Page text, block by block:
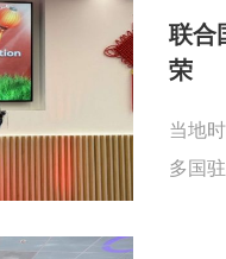
联合
荣
当地
多国